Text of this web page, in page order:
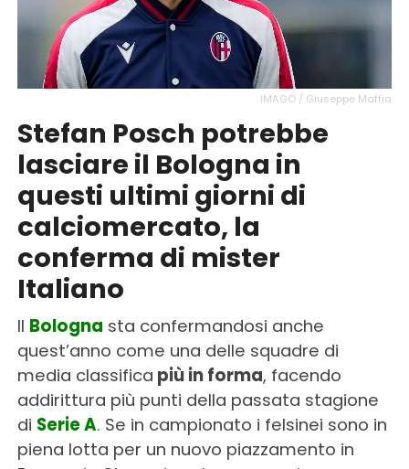
IMAGO / Giuseppe Maffia
Stefan Posch potrebbe
lasciare il Bologna in
questi ultimi giorni di
calciomercato, la
conferma di mister
Italiano
Il Bologna sta confermandosi anche
quest’anno come una delle squadre di
media classifica più in forma, facendo
addirittura più punti della passata stagione
di Serie A. Se in campionato i felsinei sono in
piena lotta per un nuovo piazzamento in